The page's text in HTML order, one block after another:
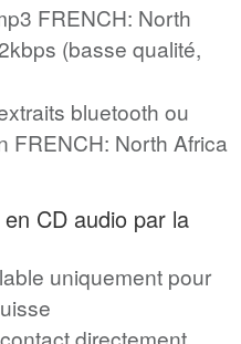
FRENCH: North
(basse qualité,
bluetooth ou
FRENCH: North Africa
CD audio par la
uniquement pour